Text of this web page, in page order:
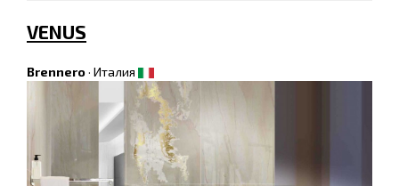
VENUS
Brennero· Италия